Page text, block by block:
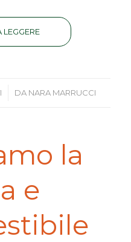
LEGGERE
DA NARA MARRUCCI
la
e